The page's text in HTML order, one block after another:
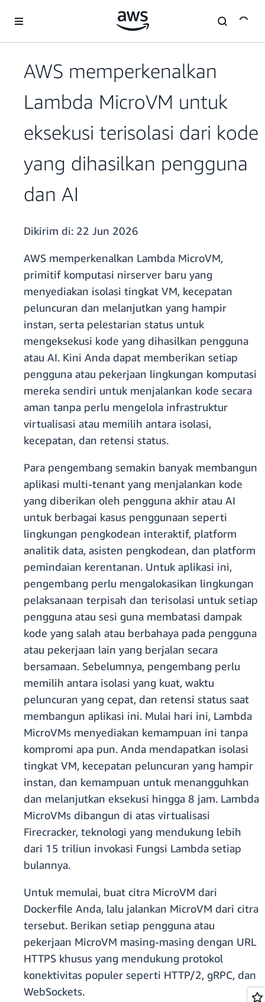
AWS memperkenalkan
Lambda MicroVM untuk
eksekusi terisolasi dari kode
yang dihasilkan pengguna
dan AI
Dikirim di: 22 Jun 2026
AWS memperkenalkan Lambda MicroVM,
primitif komputasi nirserver baru yang
menyediakan isolasi tingkat VM, kecepatan
peluncuran dan melanjutkan yang hampir
instan, serta pelestarian status untuk
mengeksekusi kode yang dihasilkan pengguna
atau AI. Kini Anda dapat memberikan setiap
pengguna atau pekerjaan lingkungan komputasi
mereka sendiri untuk menjalankan kode secara
aman tanpa perlu mengelola infrastruktur
virtualisasi atau memilih antara isolasi,
kecepatan, dan retensi status.
Para pengembang semakin banyak membangun
aplikasi multi-tenant yang menjalankan kode
yang diberikan oleh pengguna akhir atau AI
untuk berbagai kasus penggunaan seperti
lingkungan pengkodean interaktif, platform
analitik data, asisten pengkodean, dan platform
pemindaian kerentanan. Untuk aplikasi ini,
pengembang perlu mengalokasikan lingkungan
pelaksanaan terpisah dan terisolasi untuk setiap
pengguna atau sesi guna membatasi dampak
kode yang salah atau berbahaya pada pengguna
atau pekerjaan lain yang berjalan secara
bersamaan. Sebelumnya, pengembang perlu
memilih antara isolasi yang kuat, waktu
peluncuran yang cepat, dan retensi status saat
membangun aplikasi ini. Mulai hari ini, Lambda
MicroVMs menyediakan kemampuan ini tanpa
kompromi apa pun. Anda mendapatkan isolasi
tingkat VM, kecepatan peluncuran yang hampir
instan, dan kemampuan untuk menangguhkan
dan melanjutkan eksekusi hingga 8 jam. Lambda
MicroVMs dibangun di atas virtualisasi
Firecracker, teknologi yang mendukung lebih
dari 15 triliun invokasi Fungsi Lambda setiap
bulannya.
Untuk memulai, buat citra MicroVM dari
Dockerfile Anda, lalu jalankan MicroVM dari citra
tersebut. Berikan setiap pengguna atau
pekerjaan MicroVM masing-masing dengan URL
HTTPS khusus yang mendukung protokol
konektivitas populer seperti HTTP/2, gRPC, dan
WebSockets.